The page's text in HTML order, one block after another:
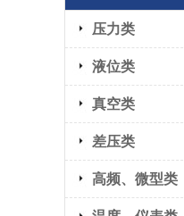
压力类
液位类
真空类
差压类
高频、微型类